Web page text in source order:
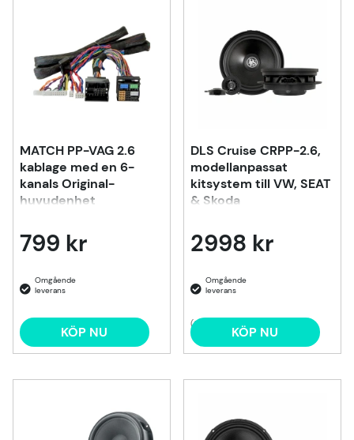
MATCH PP-VAG 2.6
kablage med en 6-
kanals Original-
huvudenhet
799 kr
KÖP NU
DLS Cruise CRPP-2.6,
modellanpassat
kitsystem till VW, SEAT
& Skoda
2998 kr
(2) KÖP NU